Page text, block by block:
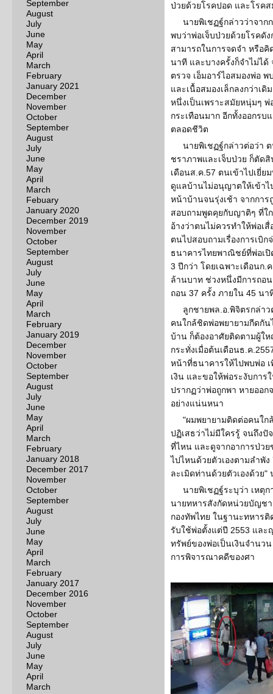
September
August
July
June
May
April
March
February
January 2021
December
November
October
September
August
July
June
May
April
March
Febuary
January 2020
December 2019
November
October
September
August
July
June
May
April
March
February
January 2019
December
November
October
September
August
July
June
May
April
March
February
January 2018
December 2017
November
October
September
August
July
June
May
April
March
February
January 2017
December 2016
November
October
September
August
July
June
May
April
March
ป่วยด้วยโรคปอด และโรคส
นายพิเชฏฐ์กล่าวว่าจาก
พบว่าพ่อเจ็บป่วยด้วยโรคดั
สามารถในการจดจำ หรือคิ
นาที และบางครั้งก็จำไม่ได้
ตรวจ เอ็มอาร์ไอสมองพ่อ
และเนื้อสมองเล็กลงกว่าเ
หนึ่งเป็นเพราะสมัยหนุ่มๆ
กระเทือนมาก อีกทั้งออกรบ
ตลอดชีวิต
นายพิเชฏฐ์กล่าวต่อว่า
ชราภาพและเจ็บป่วย ก็ตัด
เดือนส.ค.57 ตนเข้าไปเยี่
ดูแลบ้านไม่อนุญาตให้เข้า
หน้าบ้านจนรุ่งเช้า จากกา
สอบถามพูดคุยกับญาติๆ ที่ใ
อ้างว่าตนไม่ควรทำให้พ่อเ
ตนไปสอบถามเรื่องการเบิ
ธนาคารไทยพาณิชย์ที่พ่อเ
3 ปีกว่า โดยเฉพาะเดือนก.
ล้านบาท ช่วงหนึ่งมีการถอ
ถอน 37 ครั้ง ภายใน 45 นา
ลูกชายพล.อ.พิจิตรกล่า
คนใกล้ชิดพ่อพยายามกีดกัน
บ้าน ก็ต้องอาศัยติดตามผู้ให
กระทั่งเมื่อต้นเดือนธ.ค
หน้าที่ธนาคารให้ไปพบพ่อ เ
เงิน และขอให้พ่อระงับกา
ปรากฏว่าพ่อถูกพา หายออ
อย่างแน่นหนา
"ผมพยายามติดต่อคนใก
ปฏิเสธว่าไม่มีใครรู้ จนถึง
ที่ไหน และดูจากอาการป่ว
ไปไหนด้วยตัวเองตามลำพั
ละเมิดท่านด้วยตัวเองด้วย"
นายพิเชฏฐ์ระบุว่า เหตุ
นายทหารสังกัดหน่วยบัญช
กองทัพไทย ในฐานะทหาร
รับใช้พ่อตั้งแต่ปี 2553 แล
ทรัพย์ของพ่อเป็นเงินจำนว
การพิจารณาคดีของศา